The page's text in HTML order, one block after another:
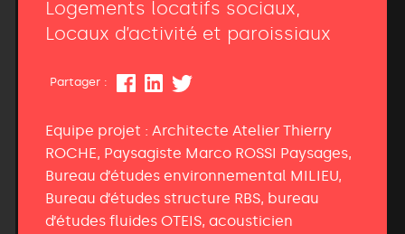
Logements locatifs sociaux,
Locaux d’activité et paroissiaux
Partager :
Equipe projet : Architecte Atelier Thierry
ROCHE, Paysagiste Marco ROSSI Paysages,
Bureau d’études environnemental MILIEU,
Bureau d’études structure RBS, bureau
d’études fluides OTEIS, acousticien